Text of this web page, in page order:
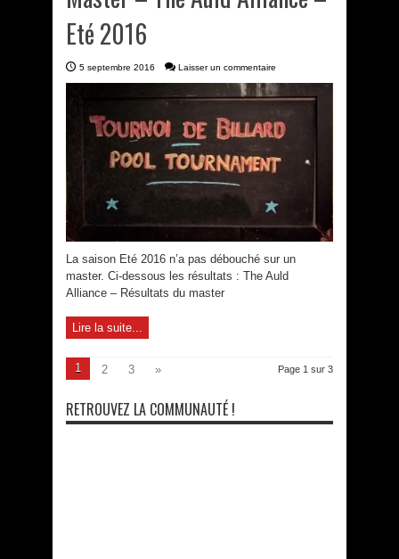
Eté 2016
5 septembre 2016 Laisser un commentaire
La saison Eté 2016 n’a pas débouché sur un
master. Ci-dessous les résultats : The Auld
Alliance – Résultats du master
Lire la suite...
Page 1 sur 3
1 2 3 »
RETROUVEZ LA COMMUNAUTÉ !